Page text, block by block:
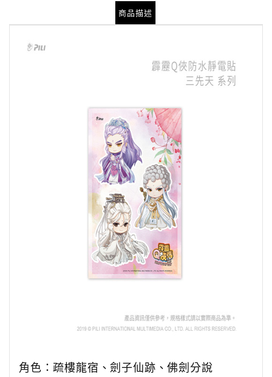
商品描述
角色：疏樓龍宿、劍子仙跡、佛劍分說